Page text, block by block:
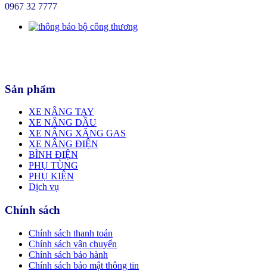
0967 32 7777
Sản phẩm
XE NÂNG TAY
XE NÂNG DẦU
XE NÂNG XĂNG GAS
XE NÂNG ĐIỆN
BÌNH ĐIỆN
PHỤ TÙNG
PHỤ KIỆN
Dịch vụ
Chính sách
Chính sách thanh toán
Chính sách vận chuyển
Chính sách bảo hành
Chính sách bảo mật thông tin